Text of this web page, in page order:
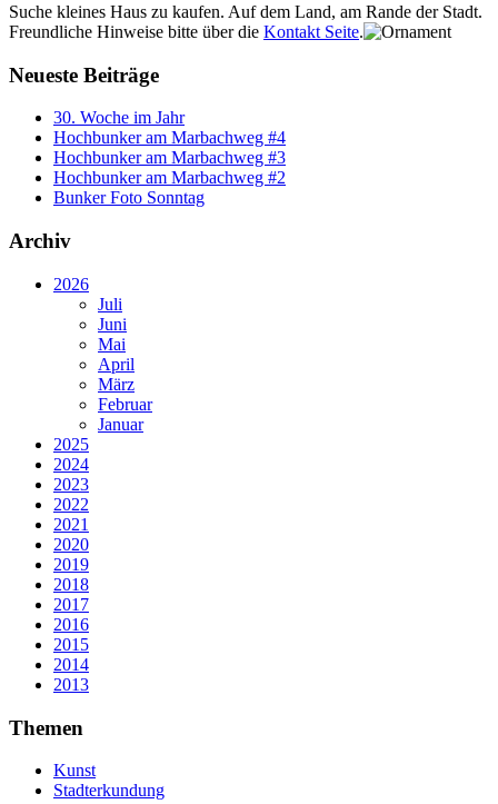
Suche kleines Haus zu kaufen. Auf dem Land, am Rande der Stadt.
Freundliche Hinweise bitte über die Kontakt Seite.
Neueste Beiträge
30. Woche im Jahr
Hochbunker am Marbachweg #4
Hochbunker am Marbachweg #3
Hochbunker am Marbachweg #2
Bunker Foto Sonntag
Archiv
2026
Juli
Juni
Mai
April
März
Februar
Januar
2025
2024
2023
2022
2021
2020
2019
2018
2017
2016
2015
2014
2013
Themen
Kunst
Stadterkundung